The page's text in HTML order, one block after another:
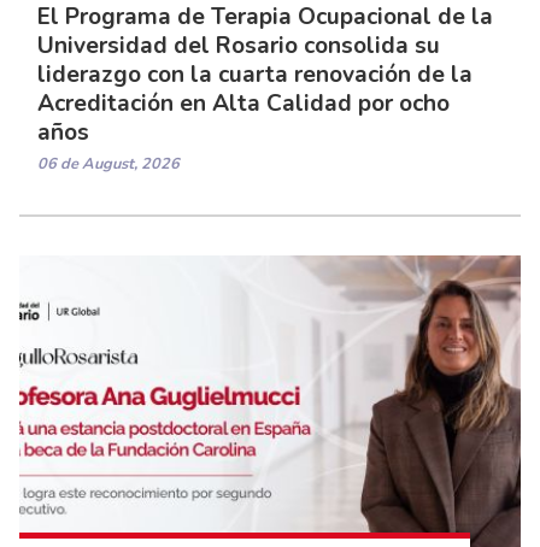
El Programa de Terapia Ocupacional de la
Universidad del Rosario consolida su
liderazgo con la cuarta renovación de la
Acreditación en Alta Calidad por ocho
años
06 de August, 2026